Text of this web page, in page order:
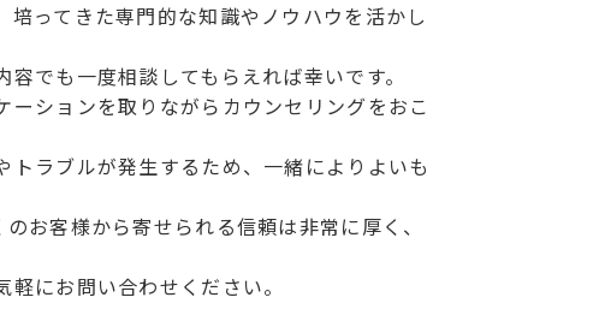
ってきた専門的な知識やノウハウを活かし
でも一度相談してもらえれば幸いです。
ションを取りながらカウンセリングをおこ
ラブルが発生するため、一緒によりよいも
お客様から寄せられる信頼は非常に厚く、
にお問い合わせください。